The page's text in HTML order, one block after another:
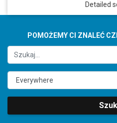
Detailed
POMOŻEMY CI ZNALEĆ